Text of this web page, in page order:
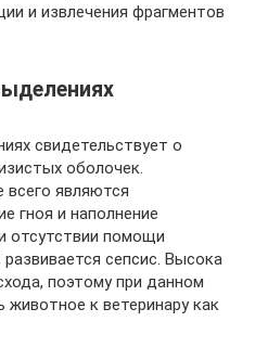
и извлечения фрагментов
свидетельствует о
оболочек.
являются
гноя и наполнение
отсутствии помощи
сепсис. Высока
поэтому при данном
к ветеринару как